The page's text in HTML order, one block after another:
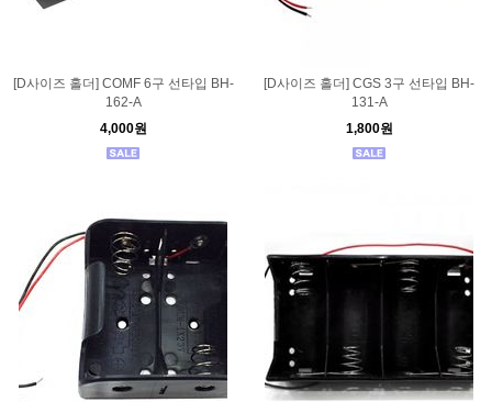
[D사이즈 홀더] COMF 6구 선타입 BH-
162-A
4,000원
[D사이즈 홀더] CGS 3구 선타입 BH-
131-A
1,800원